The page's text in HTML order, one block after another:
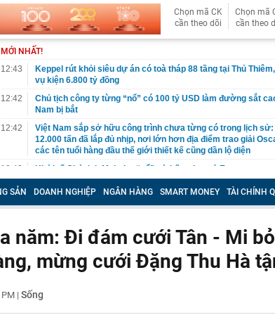
Chọn mã CK
cần theo dõi
Chọn mã
cần theo
MỚI NHẤT!
12:43
Keppel rút khỏi siêu dự án có toà tháp 88 tầng tại Thủ
vụ kiện 6.800 tỷ đồng
12:42
Chủ tịch công ty từng “nổ” có 100 tỷ USD làm đường sắt
Nam bị bắt
12:42
Việt Nam sắp sở hữu công trình chưa từng có trong lịch sử:
12.000 tấn đã lắp đủ nhịp, nơi lớn hơn địa điểm trao giải
các tên tuổi hàng đầu thế giới thiết kế cũng dần lộ diện
12:40
Khởi tố Chủ tịch Mekolor “nổ” sở hữu chục tỷ Euro
12:38
Tạm giữ hình sự Trần Thị Nguyên SN 2001
12:35
Phát hiện 2 thùng các-tông chứa 24 tỷ đồng tiền mặt bị vứt
12:23
Người bán rau nói thật: Khách thường chọn bó xanh mướt,
12:17
Mẹ đảm ở Nghệ An bận chăm con 4 tuổi vẫn giữ nhà luôn
12:16
Cất tiền trong két sắt, người phụ nữ "suýt ngất" trước cảnh
SẢN DOANH NGHIỆP NGÂN HÀNG SMART MONEY TÀI CHÍNH
năm: Đi đám cưới Tân - Mi
mừng cưới Đặng Thu Hà
PM | Sống